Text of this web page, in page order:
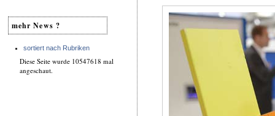
mehr News ?
sortiert nach Rubriken
Diese Seite wurde 10547618 mal
angeschaut.